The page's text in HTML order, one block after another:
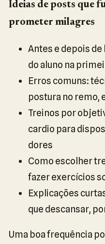
Ideias de posts que
prometer milagres
Antes e depois
do aluno na
Erros comuns:
postura no remo,
Treinos por
cardio para
dores
Como escolher
fazer exercícios
Explicações
que descansar,
Uma boa frequência